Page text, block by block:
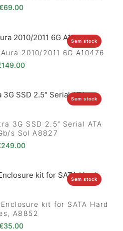
69.00
Sem stock
2010/2011 6G A10476
149.00
Sem stock
3G SSD 2.5″ Serial ATA
s Sol A8827
249.00
Sem stock
kit for SATA Hard
A8852
35.00